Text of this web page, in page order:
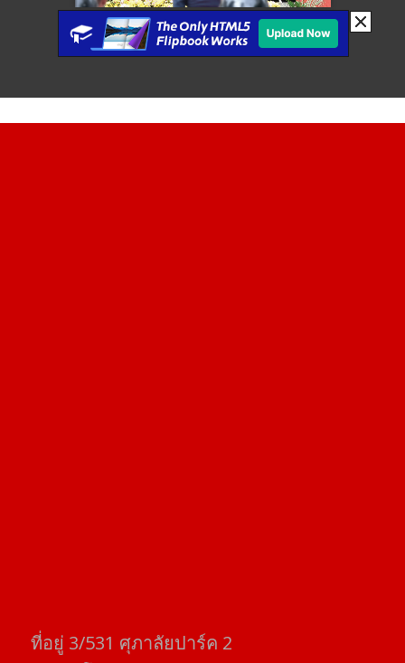
ที่อยู่​ 3/531​ ศุภาลัยปาร์ค​ 2